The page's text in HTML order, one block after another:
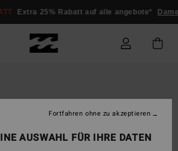
Extra 25% Rabatt auf alle angebote* Damen
AUSWAHL FÜR IHRE DATEN
Fortfahren ohne zu akzeptieren